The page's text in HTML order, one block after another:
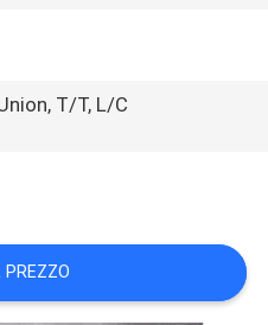
T/T, L/C
PREZZO